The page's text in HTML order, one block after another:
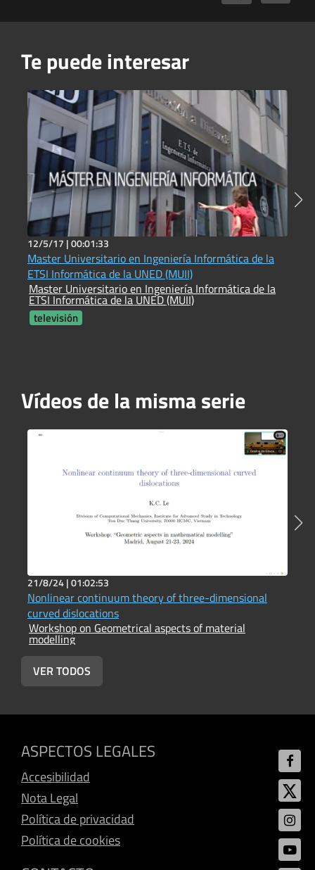
Te puede interesar
12/5/17 |00:01:33
Master Universitario en Ingeniería Informática de la
ETSI Informática de la UNED (MUII)
Master Universitario en Ingeniería Informática de la
ETSI Informática de la UNED (MUII)
televisión
Vídeos de la misma serie
21/8/24 |01:02:53
Nonlinear continuum theory of three-dimensional
curved dislocations
Workshop on Geometrical aspects of material
modelling
VER TODOS
ASPECTOS LEGALES
Accesibilidad
Nota Legal
Política de privacidad
Política de cookies